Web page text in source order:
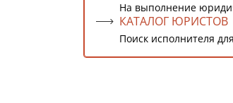
На выполнение
КАТАЛОГ ЮРИСТОВ
Поиск исполнителя